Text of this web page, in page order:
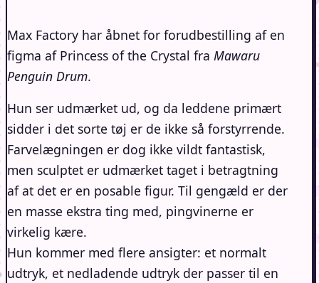
Max Factory har åbnet for forudbestilling af en
figma af Princess of the Crystal fra Mawaru
Penguin Drum.
Hun ser udmærket ud, og da leddene primært
sidder i det sorte tøj er de ikke så forstyrrende.
Farvelægningen er dog ikke vildt fantastisk,
men sculptet er udmærket taget i betragtning
af at det er en posable figur. Til gengæld er der
en masse ekstra ting med, pingvinerne er
virkelig kære.
Hun kommer med flere ansigter: et normalt
udtryk, et nedladende udtryk der passer til en